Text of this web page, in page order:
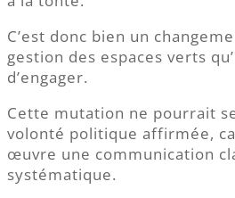
C’est donc bien un
gestion des espaces verts
d’engager.
Cette mutation ne pourrait
volonté politique affirmée,
œuvre une communication
systématique.